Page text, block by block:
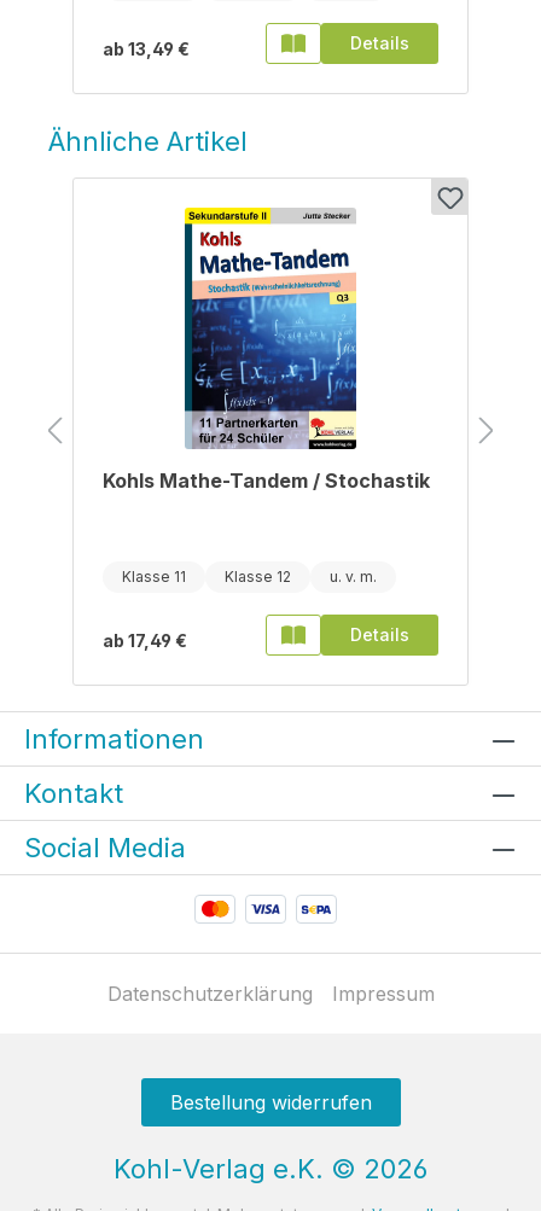
ab 13,49 € Details
Ähnliche Artikel
Kohls Mathe-Tandem / Stochastik
Klasse 11 Klasse 12
ab 17,49 € Details
Informationen
Kontakt
Social Media
Datenschutzerklärung Impressum
Bestellung widerrufen
Kohl-Verlag e.K. © 2026